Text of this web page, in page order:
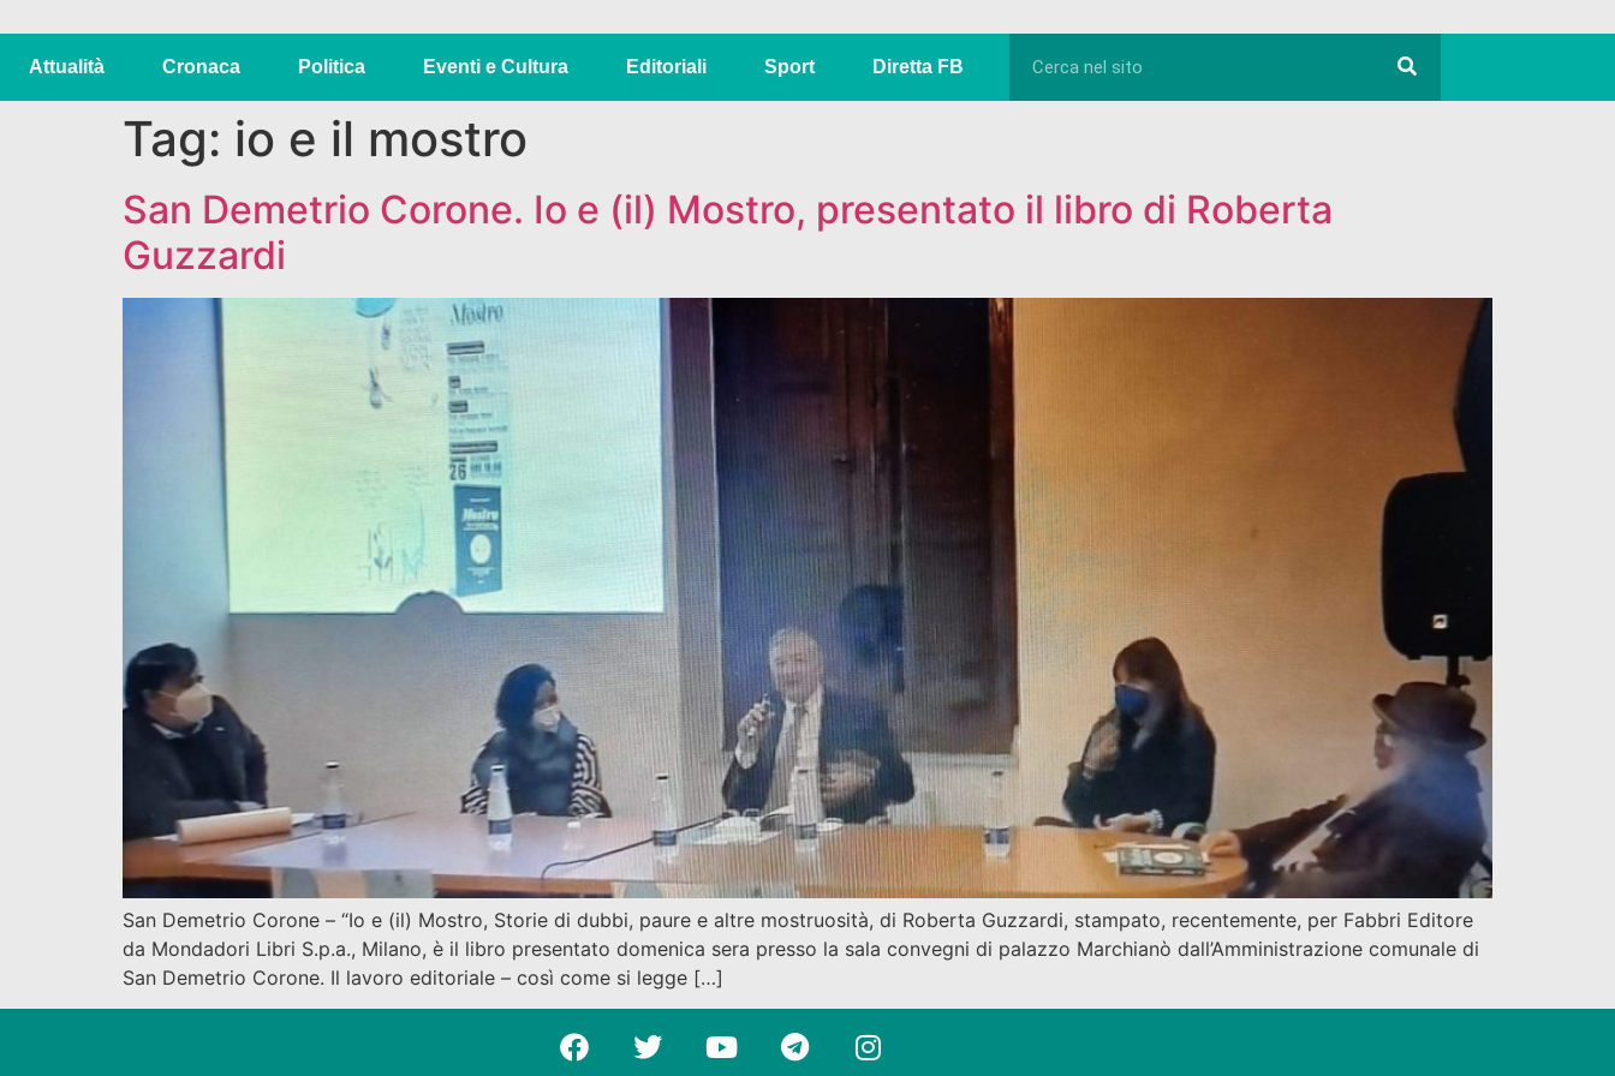
Attualità Cronaca Politica Eventi e Cultura Editoriali Sport Diretta FB
Tag: io e il mostro
San Demetrio Corone. Io e (il) Mostro, presentato il libro di Roberta
Guzzardi
San Demetrio Corone – “Io e (il) Mostro, Storie di dubbi, paure e altre mostruosità, di Roberta Guzzardi, stampato, recentemente, per Fabbri Editore
da Mondadori Libri S.p.a., Milano, è il libro presentato domenica sera presso la sala convegni di palazzo Marchianò dall’Amministrazione comunale di
San Demetrio Corone. Il lavoro editoriale – così come si legge […]